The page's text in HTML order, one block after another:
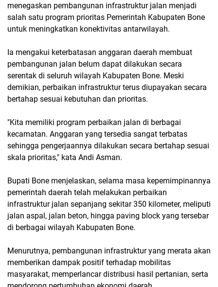
menegaskan pembangunan infrastruktur jalan menjadi
salah satu program prioritas Pemerintah Kabupaten Bone
untuk meningkatkan konektivitas antarwilayah.
Ia mengakui keterbatasan anggaran daerah membuat
pembangunan jalan belum dapat dilakukan secara
serentak di seluruh wilayah Kabupaten Bone. Meski
demikian, perbaikan infrastruktur terus diupayakan secara
bertahap sesuai kebutuhan dan prioritas.
"Kita memiliki program perbaikan jalan di berbagai
kecamatan. Anggaran yang tersedia sangat terbatas
sehingga pengerjaannya dilakukan secara bertahap sesuai
skala prioritas," kata Andi Asman.
Bupati Bone menjelaskan, selama masa kepemimpinannya
pemerintah daerah telah melakukan perbaikan
infrastruktur jalan sepanjang sekitar 350 kilometer, meliputi
jalan aspal, jalan beton, hingga paving block yang tersebar
di berbagai wilayah Kabupaten Bone.
Menurutnya, pembangunan infrastruktur yang merata akan
memberikan dampak positif terhadap mobilitas
masyarakat, memperlancar distribusi hasil pertanian, serta